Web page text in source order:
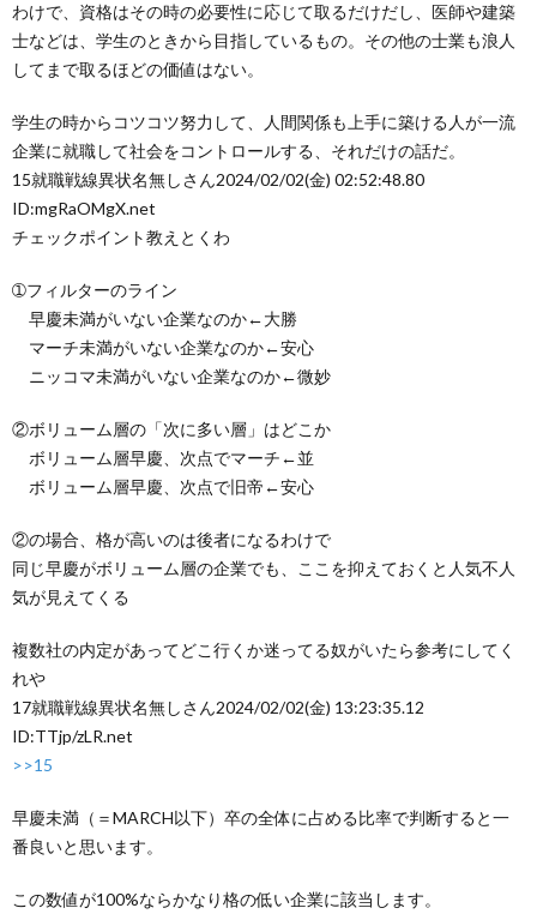
わけで、資格はその時の必要性に応じて取るだけだし、医師や建築
士などは、学生のときから目指しているもの。その他の士業も浪人
してまで取るほどの価値はない。
学生の時からコツコツ努力して、人間関係も上手に築ける人が一流
企業に就職して社会をコントロールする、それだけの話だ。
15就職戦線異状名無しさん2024/02/02(金) 02:52:48.80
ID:mgRaOMgX.net
チェックポイント教えとくわ
➀フィルターのライン
早慶未満がいない企業なのか←大勝
マーチ未満がいない企業なのか←安心
ニッコマ未満がいない企業なのか←微妙
②ボリューム層の「次に多い層」はどこか
ボリューム層早慶、次点でマーチ←並
ボリューム層早慶、次点で旧帝←安心
②の場合、格が高いのは後者になるわけで
同じ早慶がボリューム層の企業でも、ここを抑えておくと人気不人
気が見えてくる
複数社の内定があってどこ行くか迷ってる奴がいたら参考にしてく
れや
17就職戦線異状名無しさん2024/02/02(金) 13:23:35.12
ID:TTjp/zLR.net
>>15
早慶未満（＝MARCH以下）卒の全体に占める比率で判断すると一
番良いと思います。
この数値が100%ならかなり格の低い企業に該当します。